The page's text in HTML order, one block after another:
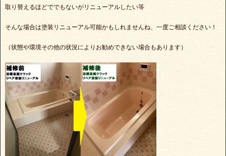
取り替えるほどででもないがリニューアルしたい等
そんな場合は塗装リニューアル可能かもしれませんね、一度ご相談ください！
（状態や環境その他の状況によりお勧めできない場合もあります）